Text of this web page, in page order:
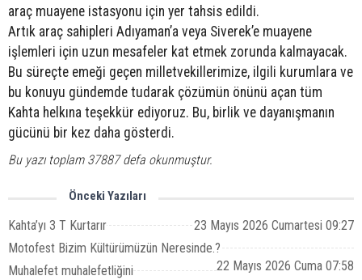
araç muayene istasyonu için yer tahsis edildi.
Artık araç sahipleri Adıyaman’a veya Siverek’e muayene
işlemleri için uzun mesafeler kat etmek zorunda kalmayacak.
Bu süreçte emeği geçen milletvekillerimize, ilgili kurumlara ve
bu konuyu gündemde tudarak çözümün önünü açan tüm
Kahta helkına teşekkür ediyoruz. Bu, birlik ve dayanışmanın
gücünü bir kez daha gösterdi.
Bu yazı toplam 37887 defa okunmuştur.
Önceki Yazıları
Kahta’yı 3 T Kurtarır
23 Mayıs 2026 Cumartesi 09:27
Motofest Bizim Kültürümüzün Neresinde.?
22 Mayıs 2026 Cuma 07:58
Muhalefet muhalefetliğini